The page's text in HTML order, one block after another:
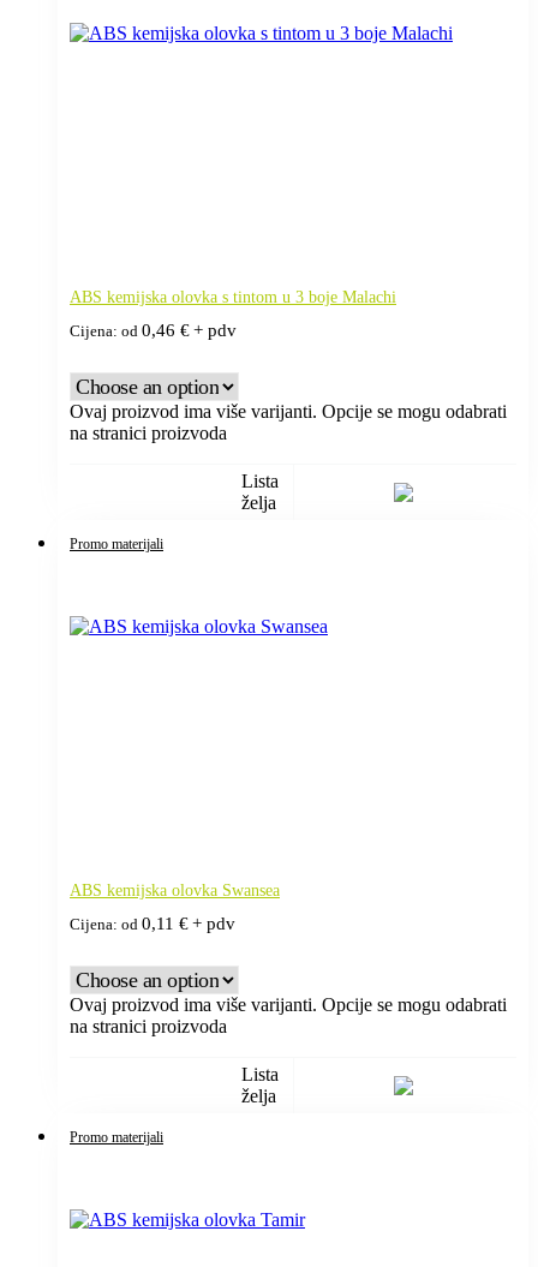
ABS kemijska olovka s tintom u 3 boje Malachi
Cijena: od 0,46 €+ pdv
Ovaj proizvod ima više varijanti. Opcije se mogu odabrati
na stranici proizvoda
Lista
želja
Promo materijali
ABS kemijska olovka Swansea
Cijena: od 0,11 €+ pdv
Ovaj proizvod ima više varijanti. Opcije se mogu odabrati
na stranici proizvoda
Lista
želja
Promo materijali